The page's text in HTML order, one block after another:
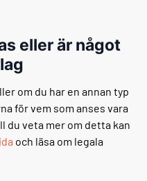
eller är något
om du har en annan typ
för vem som anses vara
du veta mer om detta kan
och läsa om legala